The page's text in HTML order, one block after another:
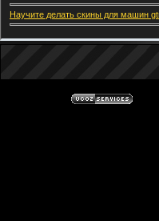
Научите делать скины для машин